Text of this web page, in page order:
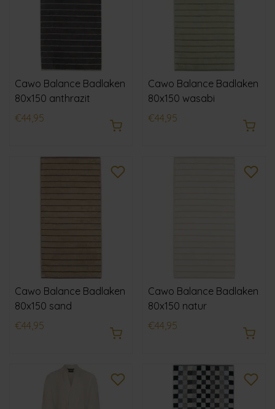
Cawo Balance Badlaken
80x150 anthrazit
€44,95
Cawo Balance Badlaken
80x150 wasabi
€44,95
Cawo Balance Badlaken
80x150 sand
€44,95
Cawo Balance Badlaken
80x150 natur
€44,95